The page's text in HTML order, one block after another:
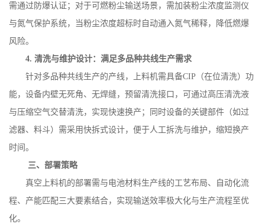
需通过防爆认证；对于可燃粉尘输送场景，需加装粉尘浓度监测仪
与氮气保护系统，当粉尘浓度超标时自动通入氮气稀释，降低燃爆
风险。
4.清洗与维护设计：满足多品种共线生产需求
针对多品种共线生产的产线，上料机需具备CIP （在位清洗）功
能，设备内壁无死角、无焊缝，预留清洗接口，可通过高压清洗液
与压缩空气交替清洗，实现快速换产；同时设备的关键部件（如过
滤器、料斗）需采用快拆式设计，便于人工拆洗与维护，缩短换产
时间。
三、部署策略
真空上料机的部署需与电池材料生产线的工艺布局、自动化流
程、产能匹配三大要素结合，实现输送效率极大化与生产流程至优
化。